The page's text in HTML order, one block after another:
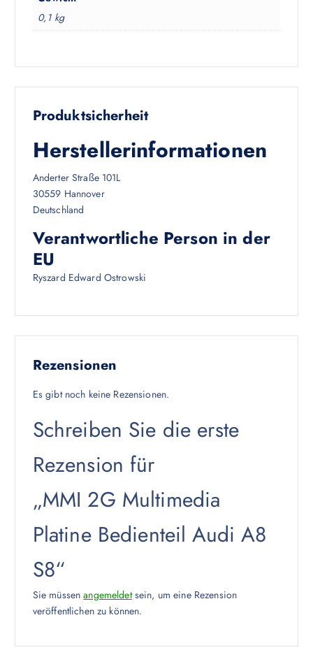
0,1 kg
Produktsicherheit
Herstellerinformationen
Anderter Straße 101L
30559 Hannover
Deutschland
Verantwortliche Person in der
EU
Ryszard Edward Ostrowski
Rezensionen
Es gibt noch keine Rezensionen.
Schreiben Sie die erste
Rezension für
„MMI 2G Multimedia
Platine Bedienteil Audi A8
S8“
Sie müssenangemeldetsein, um eine Rezension
veröffentlichen zu können.